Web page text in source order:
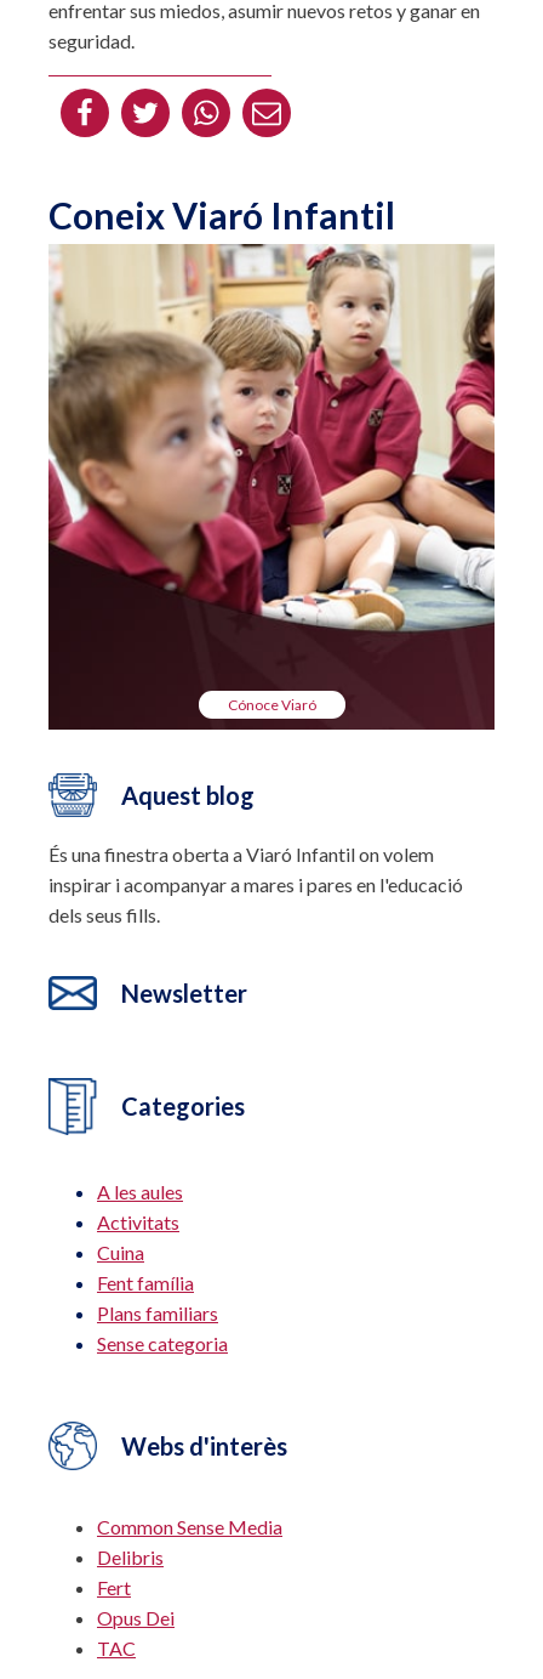
enfrentar sus miedos, asumir nuevos retos y ganar en
seguridad.
Coneix Viaró Infantil
Cónoce Viaró
Aquest blog
És una finestra oberta a Viaró Infantil on volem
inspirar i acompanyar a mares i pares en l'educació
dels seus fills.
Newsletter
Categories
A les aules
Activitats
Cuina
Fent família
Plans familiars
Sense categoria
Webs d'interès
Common Sense Media
Delibris
Fert
Opus Dei
TAC